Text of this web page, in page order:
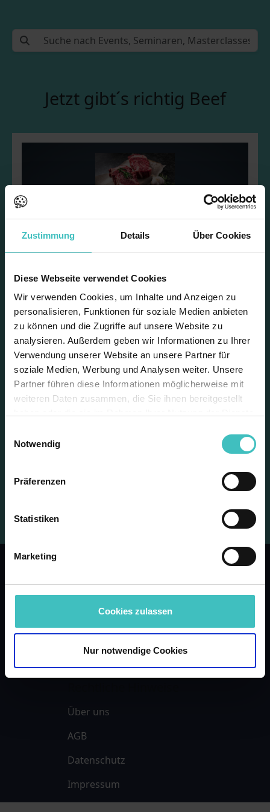
Zustimmung Details Über Cookies
Diese Webseite verwendet Cookies
Wir verwenden Cookies, um Inhalte und Anzeigen zu
personalisieren, Funktionen für soziale Medien anbieten
zu können und die Zugriffe auf unsere Website zu
analysieren. Außerdem geben wir Informationen zu Ihrer
Verwendung unserer Website an unsere Partner für
soziale Medien, Werbung und Analysen weiter. Unsere
Partner führen diese Informationen möglicherweise mit
weiteren Daten zusammen, die Sie ihnen bereitgestellt
unsererDatenschutzerklärung
Notwendig
Präferenzen
Statistiken
Marketing
Cookies zulassen
Nur notwendige Cookies
Jetzt gibt´s richtig Beef
Jetzt gibt´s richtig Beef
Video starten
Jetzt gibt´s richtig Beef
Und zwar „US-Beef NHTC“ – Rindfleisch der
absoluten Spitzenklasse. Unsere CHEFS CULINAR-
Frischfleischexperten Oliver Klein und Andreas
Patz klären auf über Qualitätsmerkmale und das
richtige Händchen für ein prächtiges Angus-
Zungenstück. Sie zeigen euch interessante Side
Cuts, mit denen ihr bei euren Gästen punkten
Startseite
Events
Podcast
Über uns
AGB
Datenschutz
Impressum